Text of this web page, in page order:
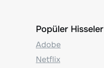
Popüler Hisseler
Adobe
Netflix